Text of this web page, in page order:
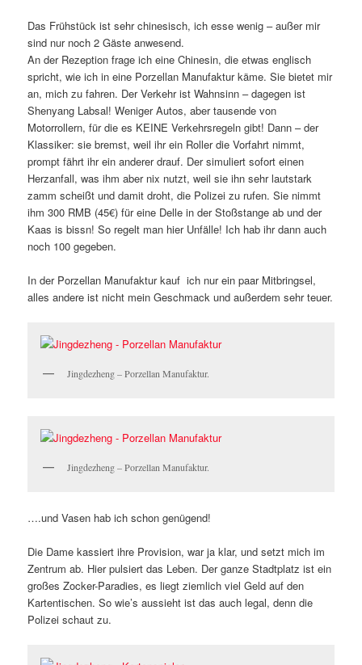
Das Frühstück ist sehr chinesisch, ich esse wenig – außer mir
sind nur noch 2 Gäste anwesend.
An der Rezeption frage ich eine Chinesin, die etwas englisch
spricht, wie ich in eine Porzellan Manufaktur käme. Sie bietet mir
an, mich zu fahren. Der Verkehr ist Wahnsinn – dagegen ist
Shenyang Labsal! Weniger Autos, aber tausende von
Motorrollern, für die es KEINE Verkehrsregeln gibt! Dann – der
Klassiker: sie bremst, weil ihr ein Roller die Vorfahrt nimmt,
prompt fährt ihr ein anderer drauf. Der simuliert sofort einen
Herzanfall, was ihm aber nix nutzt, weil sie ihn sehr lautstark
zamm scheißt und damit droht, die Polizei zu rufen. Sie nimmt
ihm 300 RMB (45€) für eine Delle in der Stoßstange ab und der
Kaas is bissn! So regelt man hier Unfälle! Ich hab ihr dann auch
noch 100 gegeben.
In der Porzellan Manufaktur kauf ich nur ein paar Mitbringsel,
alles andere ist nicht mein Geschmack und außerdem sehr teuer.
Jingdezheng – Porzellan Manufaktur.
Jingdezheng – Porzellan Manufaktur.
….und Vasen hab ich schon genügend!
Die Dame kassiert ihre Provision, war ja klar, und setzt mich im
Zentrum ab. Hier pulsiert das Leben. Der ganze Stadtplatz ist ein
großes Zocker-Paradies, es liegt ziemlich viel Geld auf den
Kartentischen. So wie’s aussieht ist das auch legal, denn die
Polizei schaut zu.